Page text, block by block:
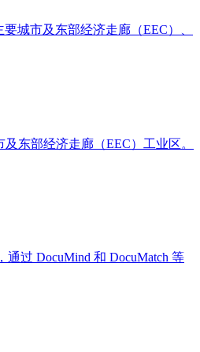
城市及东部经济走廊（EEC）、
东部经济走廊（EEC）工业区。
过 DocuMind 和 DocuMatch 等